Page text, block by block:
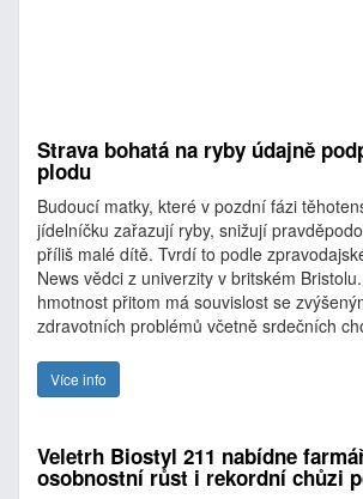
Strava bohatá na ryby údajně
plodu
Budoucí matky, které v pozdní fázi
jídelníčku zařazují ryby, snižují
příliš malé dítě. Tvrdí to podle
News vědci z univerzity v britském
hmotnost přitom má souvislost se
zdravotních problémů včetně srdečních
Více info
Veletrh Biostyl 211 nabídne
osobnostní růst i rekordní chůzi